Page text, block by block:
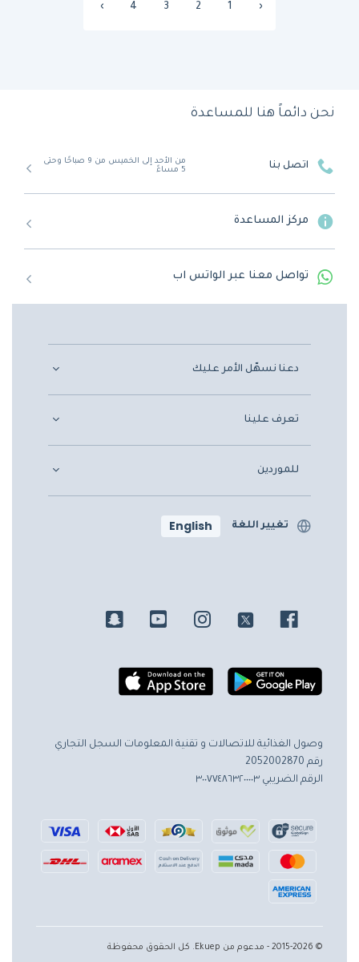
‹
1
2
3
4
›
نحن دائماً هنا للمساعدة
اتصل بنا
من الأحد إلى الخميس من 9 صباحًا وحتى
5 مساءً
مركز المساعدة
تواصل معنا عبر الواتس اب
دعنا نسهّل الأمر عليك
تعرف علينا
للموردين
تغيير اللغة English
وصول الغذائية للاتصالات و تقنية المعلومات السجل التجاري
رقم 2052002870
الرقم الضريبي ٣٠٠٧٧٤٨٦٣٢٠٠٠٠٣
© 2015-2026 - مدعوم من Ekuep. كل الحقوق محفوظة